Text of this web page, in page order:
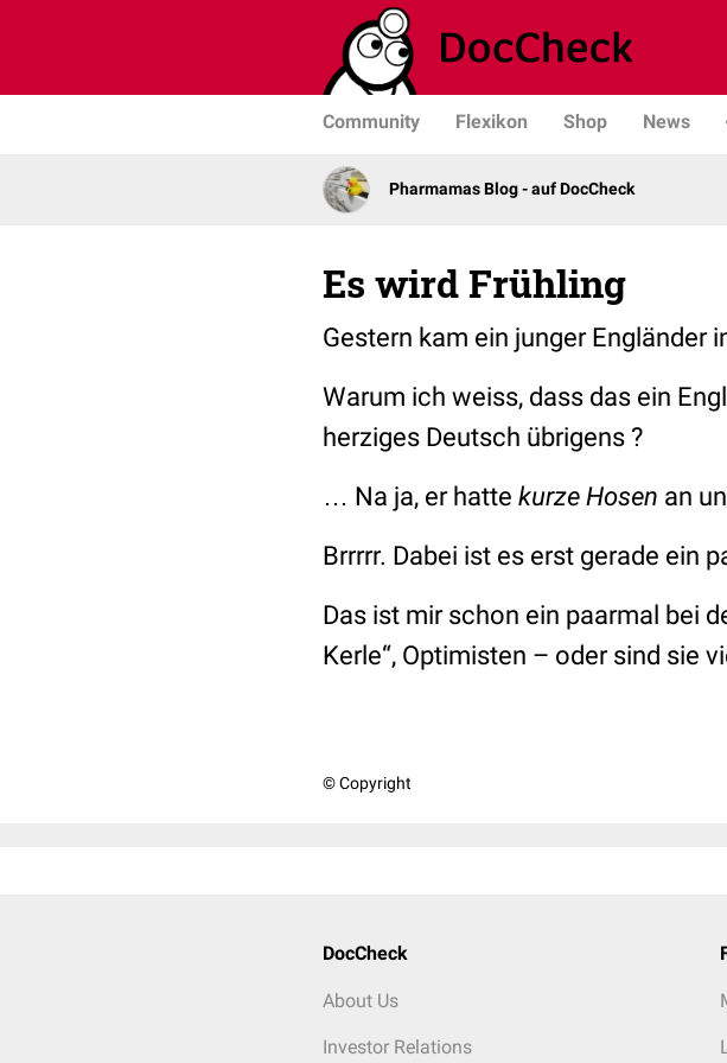
Community Flexikon Shop News
Pharmamas Blog - auf DocCheck
Es wird Frühling
Gestern kam ein junger Engländer
Warum ich weiss, dass das ein
herziges Deutsch übrigens ?
… Na ja, er hatte kurze Hosen an
Brrrrr. Dabei ist es erst gerade ein
Das ist mir schon ein paarmal bei
Kerle“, Optimisten – oder sind sie
© Copyright
DocCheck
About Us
Investor Relations